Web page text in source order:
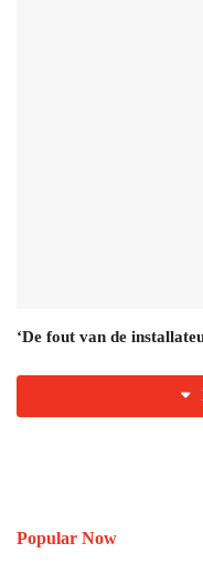
‘De fout van de
Popular Now